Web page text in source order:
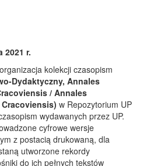
2021 r.
kolekcji czasopism
Dydaktyczny, Annales
/ Annales
w Repozytorium UP
wydawanych przez UP.
cyfrowe wersje
z postacią drukowaną, dla
utworzone rekordy
do ich pełnych tekstów